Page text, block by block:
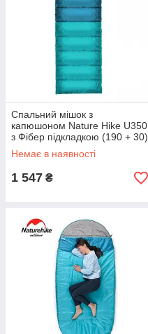
Спальний мішок з
капюшоном Nature Hike U350
з Фібер підкладкою (190 + 30)
x75см, вага 1,7 кг, 0-5 ℃
синій
Немає в наявності
1 547 ₴